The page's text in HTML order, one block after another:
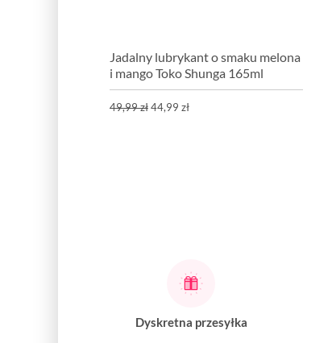
Jadalny lubrykant o smaku melona
i mango Toko Shunga 165ml
49,99 zł44,99 zł
Dyskretna przesyłka